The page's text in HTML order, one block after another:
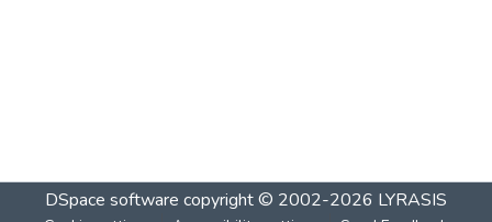
DSpace software copyright © 2002-2026 LYRASIS